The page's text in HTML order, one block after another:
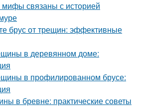
мифы связаны с историей
брус от трещин: эффективные
в деревянном доме:
в профилированном брусе:
в бревне: практические советы